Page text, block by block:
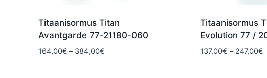
Titaanisormus Titan
Avantgarde 77-21180-060
164,00€ – 384,00€Hintaluokka:
Titaanisormus
Evolution 77 /
137,00€ – 247,00€